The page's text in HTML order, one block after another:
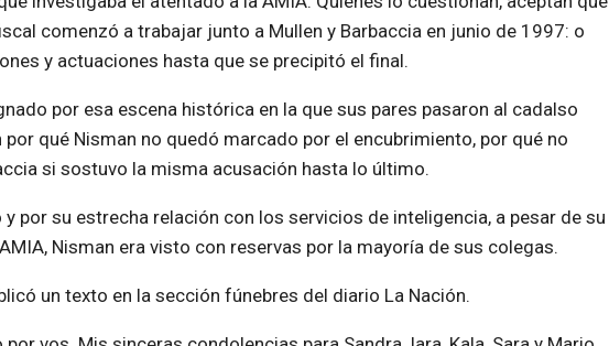
comenzó a trabajar junto a Mullen y Barbaccia en junio de 1997: o
y actuaciones hasta que se precipitó el final.
por esa escena histórica en la que sus pares pasaron al cadalso
qué Nisman no quedó marcado por el encubrimiento, por qué no
si sostuvo la misma acusación hasta lo último.
por su estrecha relación con los servicios de inteligencia, a pesar de su
Nisman era visto con reservas por la mayoría de sus colegas.
un texto en la sección fúnebres del diario La Nación.